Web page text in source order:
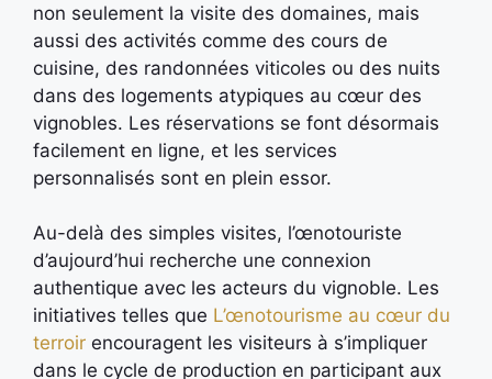
non seulement la visite des domaines, mais
aussi des activités comme des cours de
cuisine, des randonnées viticoles ou des nuits
dans des logements atypiques au cœur des
vignobles. Les réservations se font désormais
facilement en ligne, et les services
personnalisés sont en plein essor.
Au-delà des simples visites, l’œnotouriste
d’aujourd’hui recherche une connexion
authentique avec les acteurs du vignoble. Les
initiatives telles que L’œnotourisme au cœur du
terroir encouragent les visiteurs à s’impliquer
dans le cycle de production en participant aux